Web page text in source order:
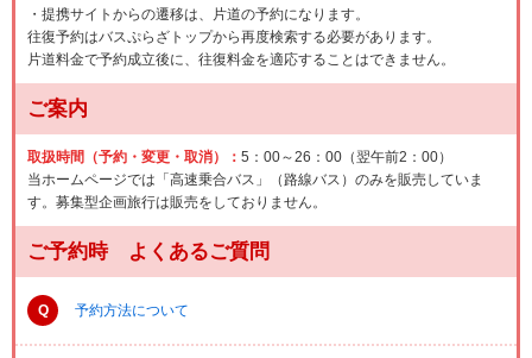
・提携サイトからの遷移は、片道の予約になります。
往復予約はバスぷらざトップから再度検索する必要があります。
片道料金で予約成立後に、往復料金を適応することはできません。
ご案内
取扱時間（予約・変更・取消）： 5：00～26：00（翌午前2：00）
当ホームページでは「高速乗合バス」（路線バス）のみを販売していま
す。募集型企画旅行は販売をしておりません。
ご予約時 よくあるご質問
Q 予約方法について